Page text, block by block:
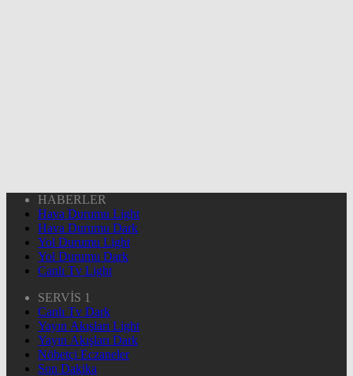
HABERLER
Hava Durumu Light
Hava Durumu Dark
Yol Durumu Light
Yol Durumu Dark
Canlı Tv Light
SERVİS 1
Canlı Tv Dark
Yayın Akışları Light
Yayın Akışları Dark
Nöbetçi Eczaneler
Son Dakika